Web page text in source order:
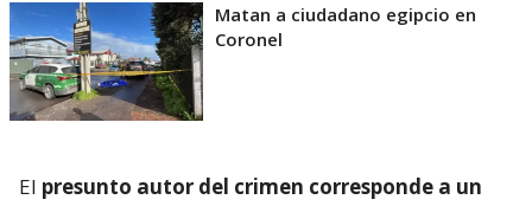
Matan a ciudadano egipcio en
Coronel
El presunto autor del crimen corresponde a un